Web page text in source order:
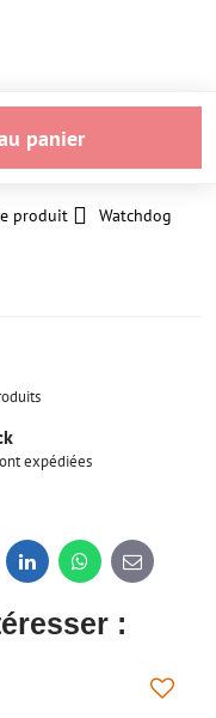
panier
produit
Watchdog
expédiées
LinkedInWhatsApp
E-
mail
: